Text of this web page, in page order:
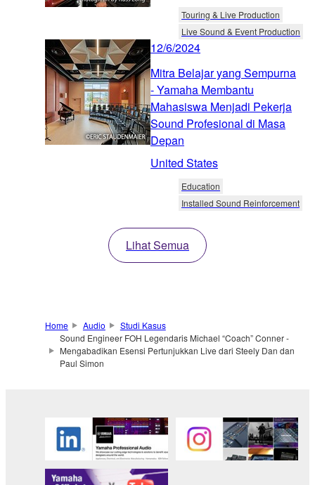
Touring & Live Production
Live Sound & Event Production
12/6/2024
Mitra Belajar yang Sempurna
- Yamaha Membantu
Mahasiswa Menjadi Pekerja
Sound Profesional di Masa
Depan
United States
Education
Installed Sound Reinforcement
Lihat Semua
Home Audio
Studi Kasus
Sound Engineer FOH Legendaris Michael “Coach” Conner -
Mengabadikan Esensi Pertunjukkan Live dari Steely Dan dan
Paul Simon